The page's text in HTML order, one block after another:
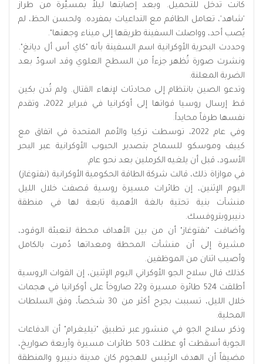
كانت تدخل للتحميل. وبعد إصابتها ليلاً بمسيّرة من طراز
'شاهد'، تعامل الطاقم مع التداعيات بمفرده. ولحسن الحظ، لم
يُصب أحد، وواصلت السفينة طريقها إلى ميناء وجهتها".
وحددت البحرية الأوكرانية اسم السفينة بأنه "كاي أس أل ديانغ".
ونشرت صورة تُظهر جزءاً من السطح العلوي وقد اسودّ بعد
الضربة المعلنة.
وتدعو الصين بانتظام إلى محادثات لإنهاء القتال. ولم تُدن بكين
قط إرسال روسيا قواتها إلى أوكرانيا في فبراير 2022، وتقدم
نفسها طرفاً محايداً.
وفي عام 2022، توسطت تركيا والأمم المتحدة في اتفاق مع
كييف وموسكو للسماح بتصدير الحبوب الأوكرانية عبر البحر
الأسود، قبل أن يلغيه الكرملين بعد نحو عام.
في موازاة ذلك، قالت شركة الطاقة الحكومية الأوكرانية (نفتوغاز)
اليوم الإثنين، إن طائرات مسيرة ‌روسية ‌قصفت خلال ‌الليل
⁠منشآت بنية تحتية ⁠بالغة الأهمية تابعة لها في ⁠منطقة
‌دنيبروبتروفسك.
وأضافت "نفتوغاز" ‌أن من ‌بين ‌الأهداف محطة لتعبئة الوقود،
‌مشيرة إلى أن منشآت المحطة ⁠ومعداتها ⁠دُمرت بالكامل
وأصيب اثنان من الموظفين.
كذلك قال سلاح الجو الأوكراني اليوم الإثنين، إن القوات الروسية
أطلقت 524 ‌طائرة ‌مسيرة و22 ‌صاروخاً ⁠على أوكرانيا في هجمات
⁠خلال الليل، تسببت بجرح أكثر من 30 شخصاً، وفق السلطات
المحلية.
وذكر سلاح الجو في منشور ⁠عبر ‌تطبيق "تيليغرام" ‌أن الدفاعات
الجوية ‌أسقطت ‌أو عطلت 503 طائرات مسيرة ‌وأربعة صواريخ،
مضيفاً أن الهدف الرئيس ⁠للهجوم ⁠كان مدينة دنيبرو والمنطقة